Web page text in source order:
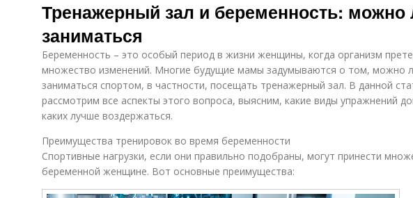
Тренажерный зал и беременность: можно
заниматься
Беременность – это особый период в жизни женщины, когда организм
множество изменений. Многие будущие мамы задумываются о том, можно
заниматься спортом, в частности, посещать тренажерный зал. В данной
рассмотрим все аспекты этого вопроса, выясним, какие виды упражнений
каких лучше воздержаться.
Преимущества тренировок во время беременности
Спортивные нагрузки, если они правильно подобраны, могут принести
беременной женщине. Вот основные преимущества: